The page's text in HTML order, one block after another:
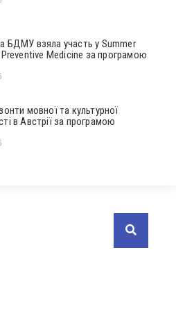
БДМУ взяла участь у Summer
Medicine за програмою
мовної та культурної
в Австрії за програмою